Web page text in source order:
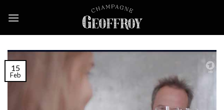
15
Feb